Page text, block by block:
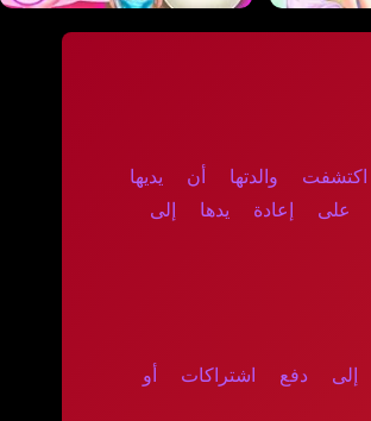
والدتها أن يديها
على إعادة يدها إلى
إلى دفع اشتراكات أو